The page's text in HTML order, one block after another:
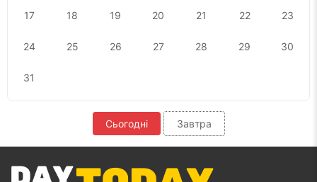
17 18 19 20 21 22 23
24 25 26 27 28 29 30
31
Сьогодні Завтра